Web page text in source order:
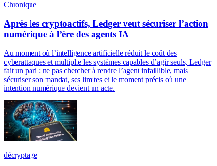
Chronique
Après les cryptoactifs, Ledger veut sécuriser l’action
numérique à l’ère des agents IA
Au moment où l’intelligence artificielle réduit le coût des
cyberattaques et multiplie les systèmes capables d’agir seuls, Ledger
fait un pari : ne pas chercher à rendre l’agent infaillible, mais
sécuriser son mandat, ses limites et le moment précis où une
intention numérique devient un acte.
décryptage